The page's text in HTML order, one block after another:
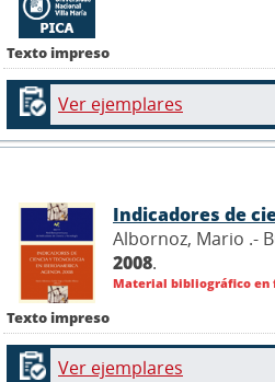
Texto impreso
Ver ejemplares
Texto impreso
Indicadores de
Albornoz, Mario .-
2008.
Material bibliográfico en
Ver ejemplares